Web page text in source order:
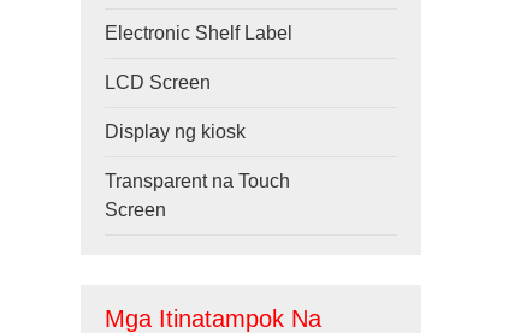
Electronic Shelf Label
LCD Screen
Display ng kiosk
Transparent na Touch
Screen
Mga Itinatampok Na